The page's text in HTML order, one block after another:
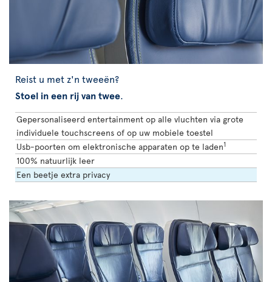
Reist u met z'n tweeën?
Stoel in een rij van twee.
Gepersonaliseerd entertainment op alle vluchten via grote
individuele touchscreens of op uw mobiele toestel
Usb-poorten om elektronische apparaten op te laden1
100% natuurlijk leer
Een beetje extra privacy